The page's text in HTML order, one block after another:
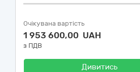
Очікувана вартість
1 953 600,00 UAH
з ПДВ
Дивитись